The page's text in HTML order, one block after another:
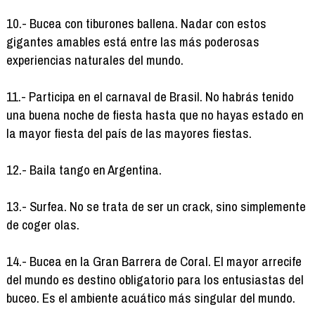
10.- Bucea con tiburones ballena. Nadar con estos
gigantes amables está entre las más poderosas
experiencias naturales del mundo.
11.- Participa en el carnaval de Brasil. No habrás tenido
una buena noche de fiesta hasta que no hayas estado en
la mayor fiesta del país de las mayores fiestas.
12.- Baila tango en Argentina.
13.- Surfea. No se trata de ser un crack, sino simplemente
de coger olas.
14.- Bucea en la Gran Barrera de Coral. El mayor arrecife
del mundo es destino obligatorio para los entusiastas del
buceo. Es el ambiente acuático más singular del mundo.